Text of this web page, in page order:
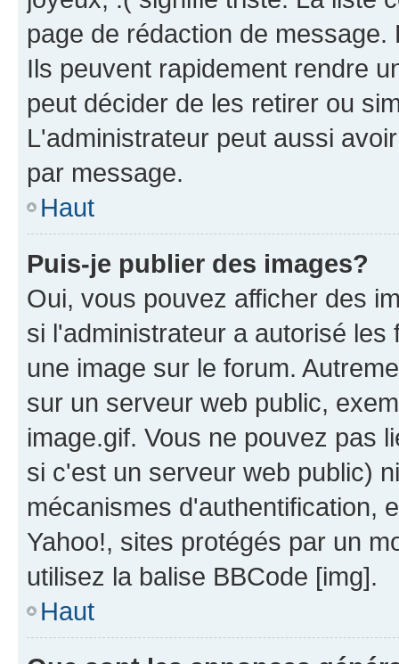
page de rédaction de
Ils peuvent rapidement rendre
peut décider de les retirer ou
L'administrateur peut aussi
par message.
Haut
Puis-je publier des images?
Oui, vous pouvez afficher des
si l'administrateur a autorisé
une image sur le forum.
sur un serveur web public,
image.gif. Vous ne pouvez pas
si c'est un serveur web public)
mécanismes d'authentification,
Yahoo!, sites protégés par un
utilisez la balise BBCode [img].
Haut